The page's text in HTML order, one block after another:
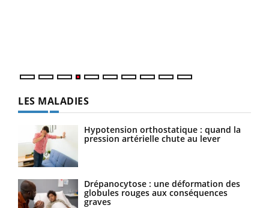
LES MALADIES
Hypotension orthostatique : quand la
pression artérielle chute au lever
Drépanocytose : une déformation des
globules rouges aux conséquences
graves